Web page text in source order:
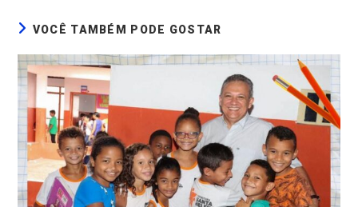
VOCÊ TAMBÉM PODE GOSTAR